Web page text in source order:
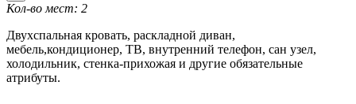
Кол-во мест: 2
Двухспальная кровать, раскладной диван,
мебель,кондиционер, ТВ, внутренний телефон, сан узел,
холодильник, стенка-прихожая и другие обязательные
атрибуты.